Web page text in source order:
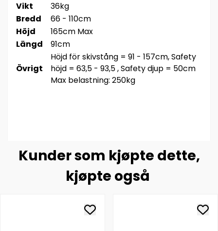
Vikt
36kg
Bredd
66 - 110cm
Höjd
165cm Max
Längd
91cm
Övrigt
Höjd för skivstång = 91 - 157cm, Safety
höjd = 63,5 - 93,5 , Safety djup = 50cm
Max belastning: 250kg
Kunder som kjøpte dette,
kjøpte også